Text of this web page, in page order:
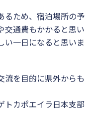
るため、宿泊場所の予
交通費もかかると思い
い一日になると思いま
流を目的に県外からも
トカポエイラ日本支部